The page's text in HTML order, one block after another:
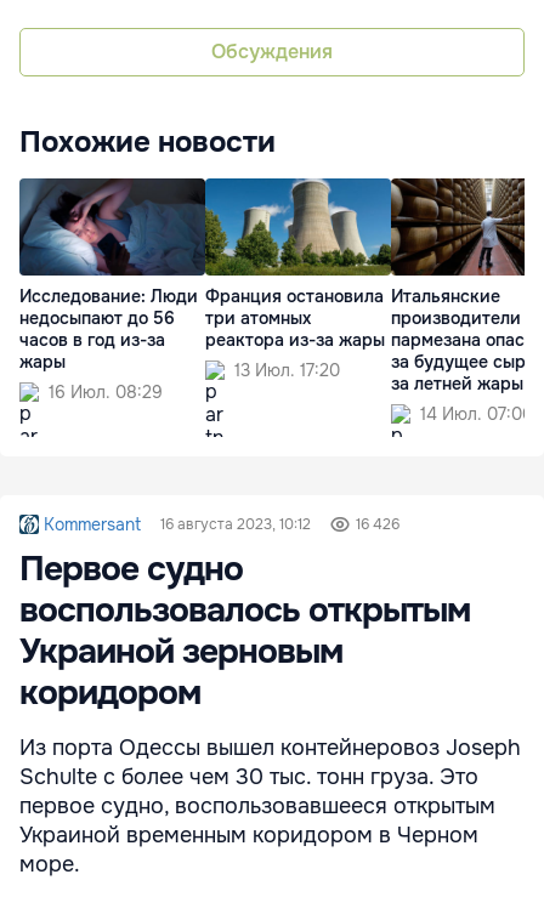
Обсуждения
Похожие новости
Исследование: Люди
недосыпают до 56
часов в год из-за
жары
16 Июл. 08:29
Франция остановила
три атомных
реактора из-за жары
13 Июл. 17:20
Итальянские
производители
пармезана
за будущее сыра
за летней жары
14 Июл. 07:00
Kommersant 16 августа 2023, 10:12 16 426
Первое судно
воспользовалось открытым
Украиной зерновым
коридором
Из порта Одессы вышел контейнеровоз Joseph
Schulte с более чем 30 тыс. тонн груза. Это
первое судно, воспользовавшееся открытым
Украиной временным коридором в Черном
море.